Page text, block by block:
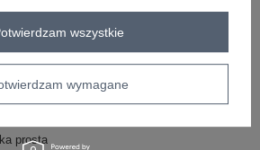
w 30°C
FP-105.36
prosta
wymagane
wszystkie